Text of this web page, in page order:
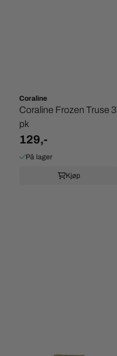
Coraline
Coraline Frozen Truse 3
pk
129,-
På lager
Kjøp